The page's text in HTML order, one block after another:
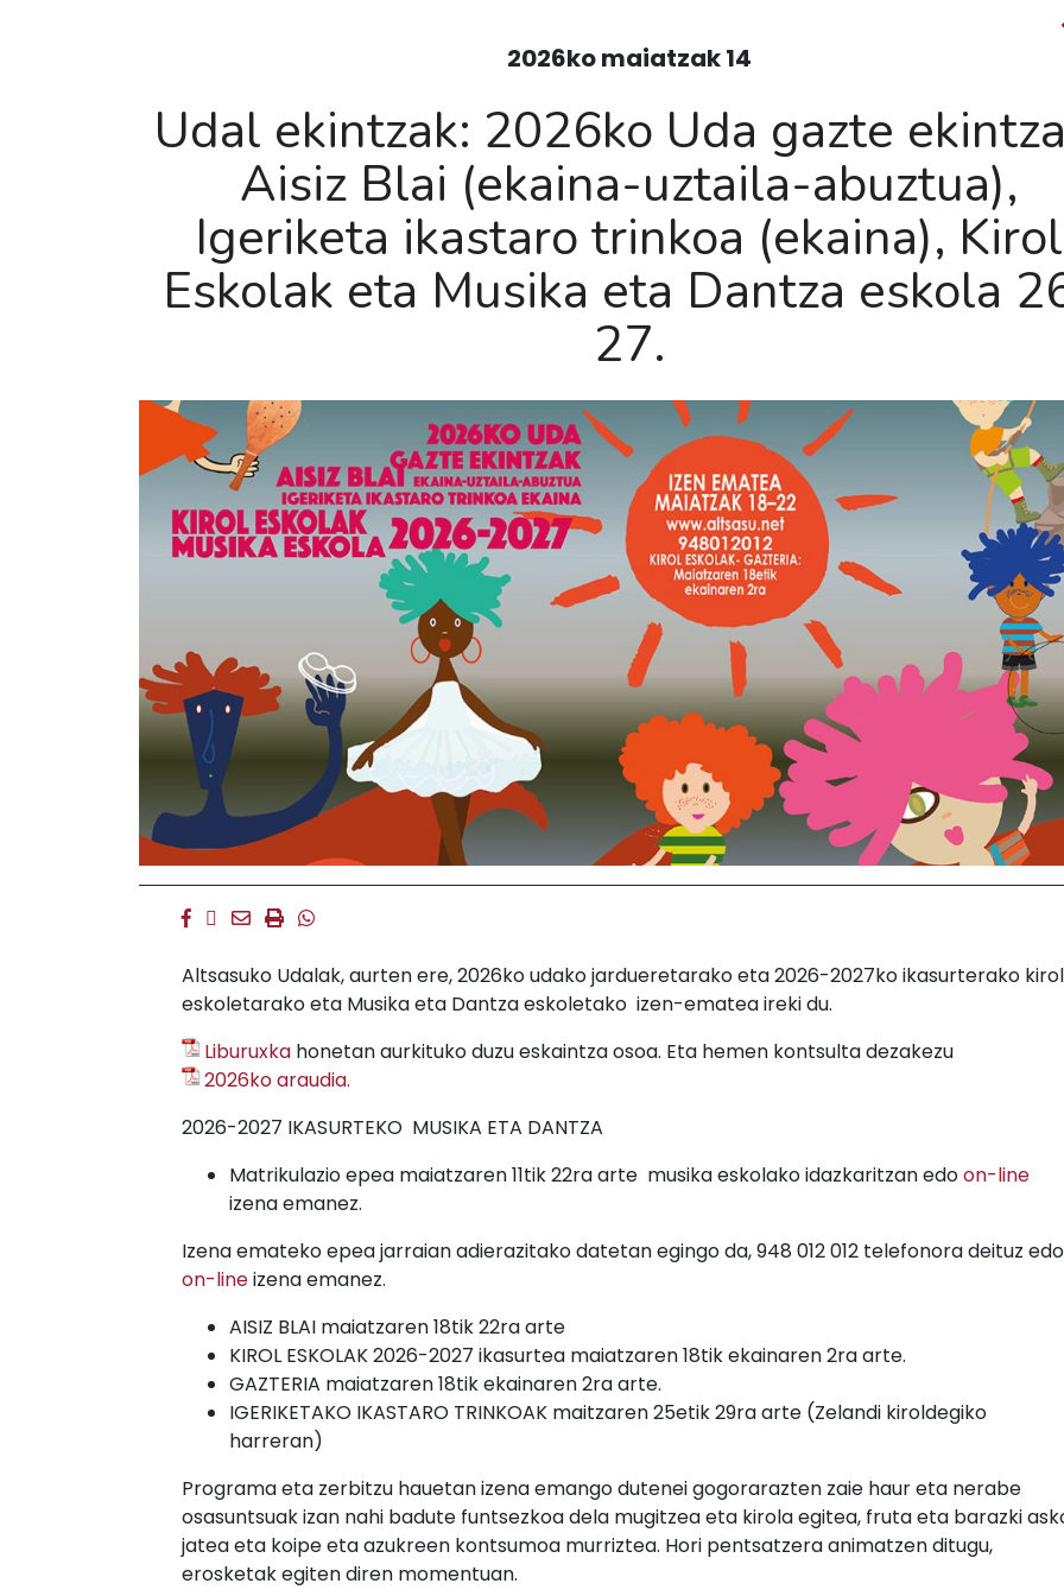
2026ko maiatzak 14
Udal ekintzak: 2026ko Uda gazte
Aisiz Blai (ekaina-uztaila-abuztua),
Igeriketa ikastaro trinkoa (ekaina), Kirol
Eskolak eta Musika eta Dantza eskola
27.
Facebook
Twitter
EmailImprimirWhatsapp
Altsasuko Udalak, aurten ere, 2026ko udako jardueretarako eta 2026-2027ko ikasurterako kirol
eskoletarako eta Musika eta Dantza eskoletako izen-ematea ireki du.
Liburuxkahonetan aurkituko duzu eskaintza osoa. Eta hemen kontsulta dezakezu
2026ko araudia.
2026-2027 IKASURTEKO MUSIKA ETA DANTZA
Matrikulazio epea maiatzaren 11tik 22ra arte musika eskolako idazkaritzan edoon-line
izena emanez.
Izena emateko epea jarraian adierazitako datetan egingo da, 948 012 012 telefonora deituz edo
on-lineizena emanez.
AISIZ BLAI maiatzaren 18tik 22ra arte
KIROL ESKOLAK 2026-2027 ikasurtea maiatzaren 18tik ekainaren 2ra arte.
GAZTERIA maiatzaren 18tik ekainaren 2ra arte.
IGERIKETAKO IKASTARO TRINKOAK maitzaren 25etik 29ra arte (Zelandi kiroldegiko
harreran)
Programa eta zerbitzu hauetan izena emango dutenei gogorarazten zaie haur eta nerabe
osasuntsuak izan nahi badute funtsezkoa dela mugitzea eta kirola egitea, fruta eta barazki
jatea eta koipe eta azukreen kontsumoa murriztea. Hori pentsatzera animatzen ditugu,
erosketak egiten diren momentuan.